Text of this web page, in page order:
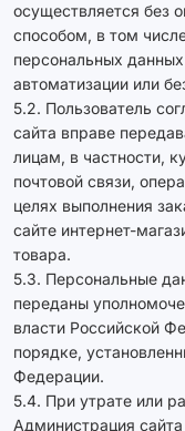
осуществляется без
способом, в том
персональных
автоматизации или
5.2. Пользователь
сайта вправе
лицам, в частности,
почтовой связи,
целях выполнения
сайте интернет-
товара.
5.3. Персональные
переданы
власти Российской
порядке,
Федерации.
5.4. При утрате или
Администрация